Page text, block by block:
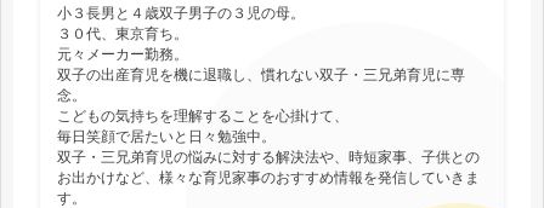
小３長男と４歳双子男子の３児の母。
３０代、東京育ち。
元々メーカー勤務。
双子の出産育児を機に退職し、慣れない双子・三兄弟育児に専
念。
こどもの気持ちを理解することを心掛けて、
毎日笑顔で居たいと日々勉強中。
双子・三兄弟育児の悩みに対する解決法や、時短家事、子供との
お出かけなど、様々な育児家事のおすすめ情報を発信していきま
す。